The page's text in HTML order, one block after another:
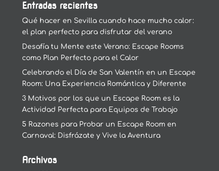
Entradas recientes
Qué hacer en Sevilla cuando hace mucho calor:
el plan perfecto para disfrutar del verano
Desafía tu Mente este Verano: Escape Rooms
como Plan Perfecto para el Calor
Celebrando el Día de San Valentín en un Escape
Room: Una Experiencia Romántica y Diferente
3 Motivos por los que un Escape Room es la
Actividad Perfecta para Equipos de Trabajo
5 Razones para Probar un Escape Room en
Carnaval: Disfrázate y Vive la Aventura
Archivos